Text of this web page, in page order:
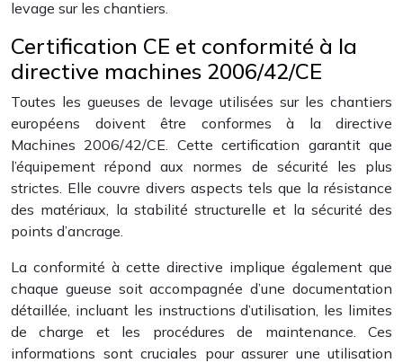
levage sur les chantiers.
Certification CE et conformité à la
directive machines 2006/42/CE
Toutes les gueuses de levage utilisées sur les chantiers
européens doivent être conformes à la directive
Machines 2006/42/CE. Cette certification garantit que
l’équipement répond aux normes de sécurité les plus
strictes. Elle couvre divers aspects tels que la résistance
des matériaux, la stabilité structurelle et la sécurité des
points d’ancrage.
La conformité à cette directive implique également que
chaque gueuse soit accompagnée d’une documentation
détaillée, incluant les instructions d’utilisation, les limites
de charge et les procédures de maintenance. Ces
informations sont cruciales pour assurer une utilisation